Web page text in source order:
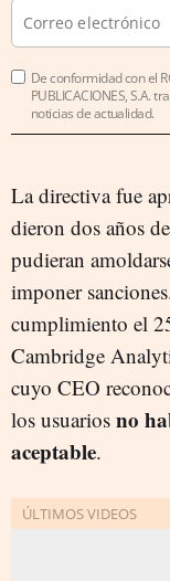
De conformidad con el
PUBLICACIONES, S.A.
noticias de actualidad.
La directiva fue
dieron dos años
pudieran
imponer
cumplimiento el
Cambridge
cuyo CEO
los usuarios no
aceptable.